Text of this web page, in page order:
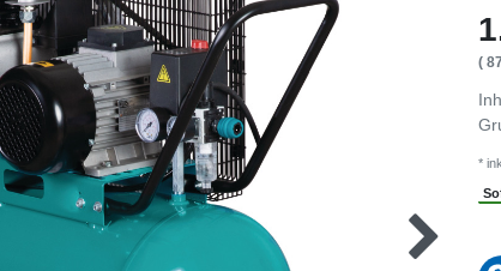
(
*